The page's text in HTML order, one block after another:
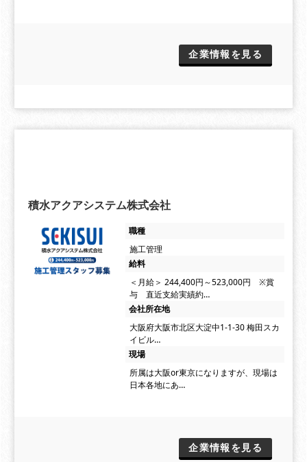
企業情報を見る
積水アクアシステム株式会社
職種
施工管理
給料
＜月給＞ 244,400円～523,000円 ※賞
与 直近支給実績約…
会社所在地
大阪府大阪市北区大淀中1-1-30 梅田スカ
イビル…
現場
所属は大阪or東京になりますが、現場は
日本各地にあ…
企業情報を見る